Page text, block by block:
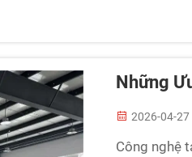
Những
2026-04-27
Công nghệ